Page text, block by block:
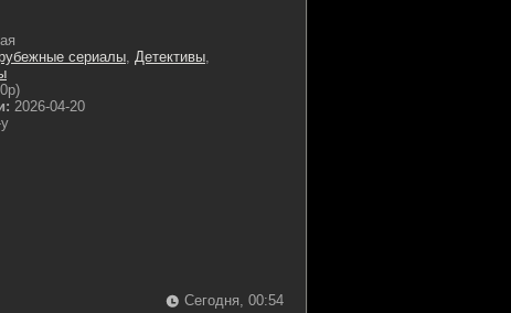
сериалы, Детективы,
2026-04-20
Сегодня, 00:54